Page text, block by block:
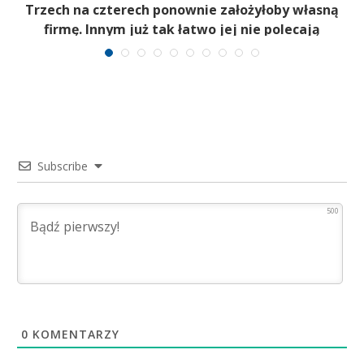
Trzech na czterech ponownie założyłoby własną
firmę. Innym już tak łatwo jej nie polecają
Subscribe
500
0 KOMENTARZY